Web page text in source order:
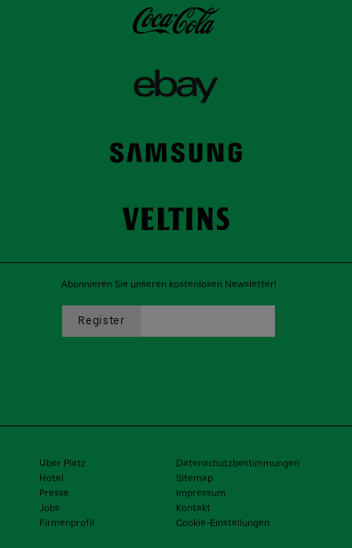
Abonnieren Sie unseren kostenlosen Newsletter!
Uber Platz
Datenschutzbestimmungen
Hotel
Sitemap
Presse
Impressum
Jobs
Kontakt
Firmenprofil
Cookie-Einstellungen